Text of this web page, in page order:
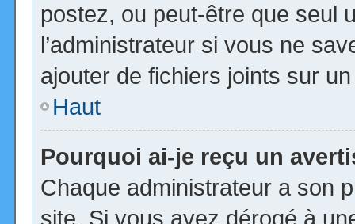
postez, ou peut-être que seul
l’administrateur si vous ne
ajouter de fichiers joints sur
Haut
Pourquoi ai-je reçu un
Chaque administrateur a son
site. Si vous avez dérogé à